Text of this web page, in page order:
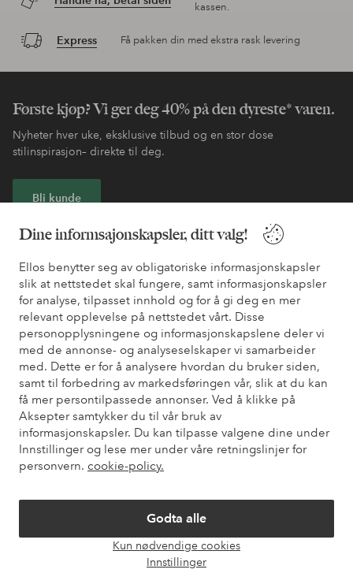
Dine informsajonskapsler, ditt valg!
Ellos benytter seg av obligatoriske informasjonskapsler
slik at nettstedet skal fungere, samt informasjonskapsler
for analyse, tilpasset innhold og for å gi deg en mer
relevant opplevelse på nettstedet vårt. Disse
personopplysningene og informasjonskapslene deler vi
med de annonse- og analyseselskaper vi samarbeider
med. Dette er for å analysere hvordan du bruker siden,
samt til forbedring av markedsføringen vår, slik at du kan
få mer persontilpassede annonser. Ved å klikke på
Aksepter samtykker du til vår bruk av
informasjonskapsler. Du kan tilpasse valgene dine under
Innstillinger og lese mer under våre retningslinjer for
personvern. cookie-policy.
Godta alle
Kun nødvendige cookies
Innstillinger
kassen.
Express Få pakken din med ekstra rask levering
Første kjøp? Vi ger deg 40% på den dyreste* varen.
Nyheter hver uke, eksklusive tilbud og en stor dose
stilinspirasjon– direkte til deg.
Bli kunde
* Se tilbudsvilkår ved registrering
Trenger du hjelp?
Du finner svar på de vanligste spørsmålene i vår FAQ. Du finner
også informasjon om hvordan du kan kontakte oss.
Kundeservice Bestilling Betalingsmåte
Mine sider